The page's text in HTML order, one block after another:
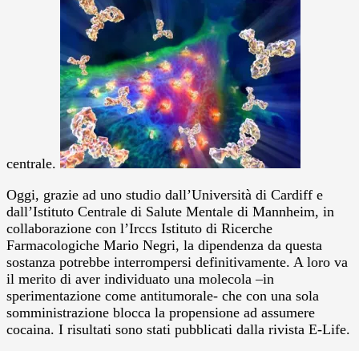
centrale.
Oggi, grazie ad uno studio dall’Università di Cardiff e
dall’Istituto Centrale di Salute Mentale di Mannheim, in
collaborazione con l’Irccs Istituto di Ricerche
Farmacologiche Mario Negri, la dipendenza da questa
sostanza potrebbe interrompersi definitivamente. A loro va
il merito di aver individuato una molecola –in
sperimentazione come antitumorale- che con una sola
somministrazione blocca la propensione ad assumere
cocaina. I risultati sono stati pubblicati dalla rivista E-Life.